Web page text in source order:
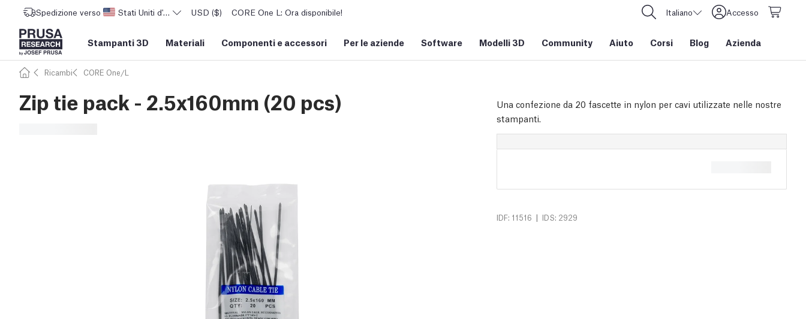
Spedizione verso Stati Uniti d'AmericaUSD ($) CORE One L: Ora disponibile! Italiano Accesso
Stampanti 3D Materiali Componenti e accessori Per le aziende Software Modelli 3D Community Aiuto Corsi Blog Azienda
Ricambi CORE One/L
Zip tie pack - 2.5x160mm (20 pcs)
Una confezione da 20 fascette in nylon per cavi utilizzate nelle nostre
stampanti.
IDF: 11516 | IDS: 2929